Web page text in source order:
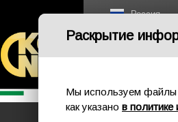
Россия
Раскрытие
Мы используем файлы
как указано в